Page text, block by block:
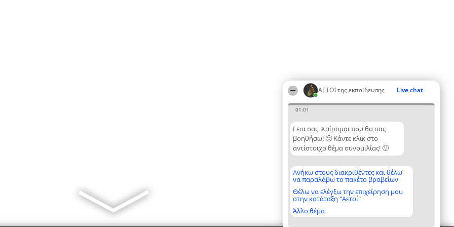
ΑΕΤΟΊ της εκπαίδευσης Live chat
01:01
Γεια σας. Χαίρομαι που θα σας
βοηθήσω! 🙂 Κάντε κλικ στο
αντίστοιχο θέμα συνομιλίας! 🙂
Ανήκω στους διακριθέντες και θέλω
να παραλάβω το πακέτο βραβείων
Θέλω να ελέγξω την επιχείρηση μου
στην κατάταξη "Αετοί"
Άλλο θέμα